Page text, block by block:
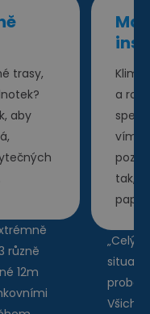
trasy,
aby
různě
12m
a
víme,
tak,
„Celý